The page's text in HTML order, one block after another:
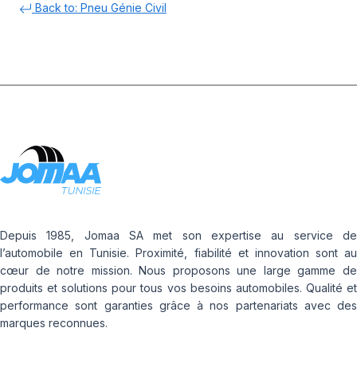
Back to: Pneu Génie Civil
Depuis 1985, Jomaa SA met son expertise au service de
l’automobile en Tunisie. Proximité, fiabilité et innovation sont au
cœur de notre mission. Nous proposons une large gamme de
produits et solutions pour tous vos besoins automobiles. Qualité et
performance sont garanties grâce à nos partenariats avec des
marques reconnues.